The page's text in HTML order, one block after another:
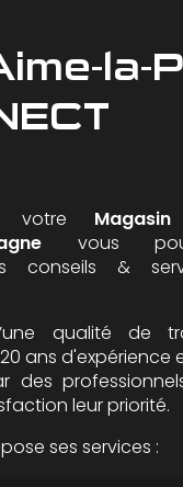
la-
votre
vous
conseils &
qualité de
ans d'expérience
des
leur priorité.
ses services :